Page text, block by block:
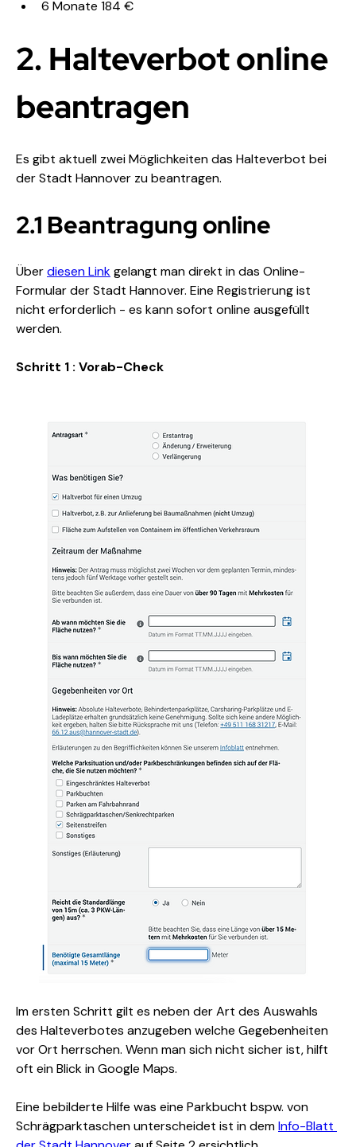
6 Monate 184 €
2. Halteverbot online
beantragen
Es gibt aktuell zwei Möglichkeiten das Halteverbot bei
der Stadt Hannover zu beantragen.
2.1 Beantragung online
Über diesen Link gelangt man direkt in das Online-
Formular der Stadt Hannover. Eine Registrierung ist
nicht erforderlich - es kann sofort online ausgefüllt
werden.
Schritt 1 : Vorab-Check
Im ersten Schritt gilt es neben der Art des Auswahls
des Halteverbotes anzugeben welche Gegebenheiten
vor Ort herrschen. Wenn man sich nicht sicher ist, hilft
oft ein Blick in Google Maps.
Eine bebilderte Hilfe was eine Parkbucht bspw. von
Schrägparktaschen unterscheidet ist in dem Info-Blatt